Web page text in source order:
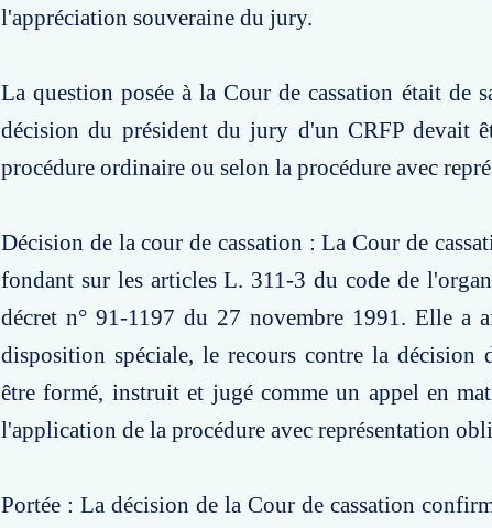
l'appréciation souveraine du jury.
La question posée à la Cour de cassation était de
décision du président du jury d'un CRFP devait
procédure ordinaire ou selon la procédure avec
Décision de la cour de cassation : La Cour de
fondant sur les articles L. 311-3 du code de
décret n° 91-1197 du 27 novembre 1991. Elle a
disposition spéciale, le recours contre la
être formé, instruit et jugé comme un appel en
l'application de la procédure avec représentation
Portée : La décision de la Cour de cassation